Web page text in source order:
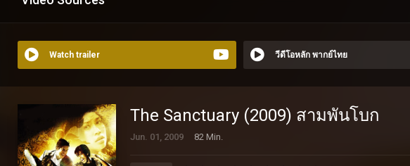
Watch trailer วีดีโอหลัก พากย์ไทย
The Sanctuary (2009) สามพันโบก
Jun. 01, 2009 82 Min.